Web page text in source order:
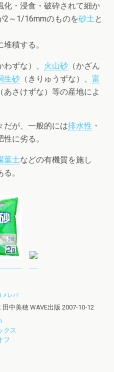
化・浸食・破砕されて細か
2～1/16mmのものを砂土 と
積する。
わずな）、 火山砂 （かざん
生砂 （きりゅうずな）、 富
（あさけずな）等の産地によ
だが、一般的には排水性 ・
性に劣る。
葉土などの有機質を施し
。
メレバ
田中美穂 WAVE出版 2007-10-12
クス
フ